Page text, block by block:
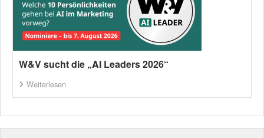
W&V sucht die „AI Leaders 2026“
Weiterlesen